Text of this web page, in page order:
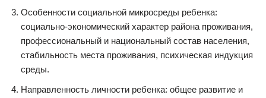
Особенности социальной микросреды ребенка:
социально-экономический характер района проживания,
профессиональный и национальный состав населения,
стабильность места проживания, психическая индукция
среды.
Направленность личности ребенка: общее развитие и